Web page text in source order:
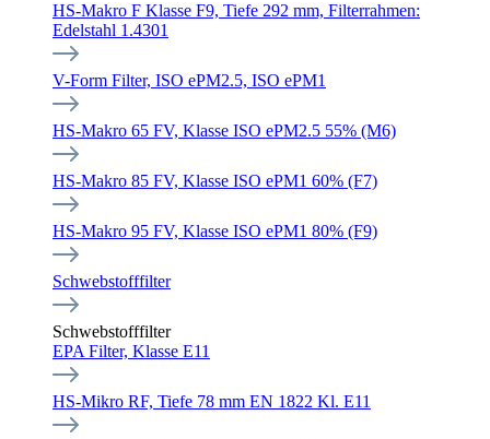
HS-Makro F Klasse F9, Tiefe 292 mm, Filterrahmen:
Edelstahl 1.4301
V-Form Filter, ISO ePM2.5, ISO ePM1
HS-Makro 65 FV, Klasse ISO ePM2.5 55% (M6)
HS-Makro 85 FV, Klasse ISO ePM1 60% (F7)
HS-Makro 95 FV, Klasse ISO ePM1 80% (F9)
Schwebstofffilter
Schwebstofffilter
EPA Filter, Klasse E11
HS-Mikro RF, Tiefe 78 mm EN 1822 Kl. E11